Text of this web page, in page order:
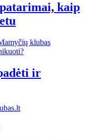
kaip
klubas
ir